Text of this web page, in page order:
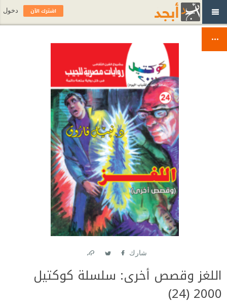
شارك
اللغز وقصص أخرى: سلسلة كوكتيل
2000 (24)
اشترك الآن دخول